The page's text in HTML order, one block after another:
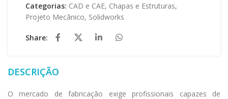
Categorias: CAD e CAE, Chapas e Estruturas,
Projeto Mecânico, Solidworks
Share:
DESCRIÇÃO
O mercado de fabricação exige profissionais capazes de